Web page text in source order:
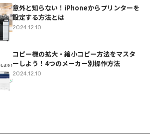
意外と知らない！iPhoneからプリンターを
設定する方法とは
2024.12.10
コピー機の拡大・縮小コピー方法をマスタ
ーしよう！4つのメーカー別操作方法
2024.12.10